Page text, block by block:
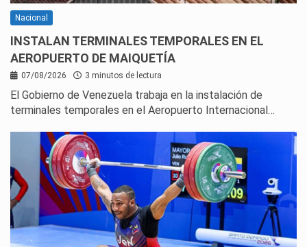
Nacional
INSTALAN TERMINALES TEMPORALES EN EL
AEROPUERTO DE MAIQUETÍA
07/08/2026 3 minutos de lectura
El Gobierno de Venezuela trabaja en la instalación de
terminales temporales en el Aeropuerto Internacional…